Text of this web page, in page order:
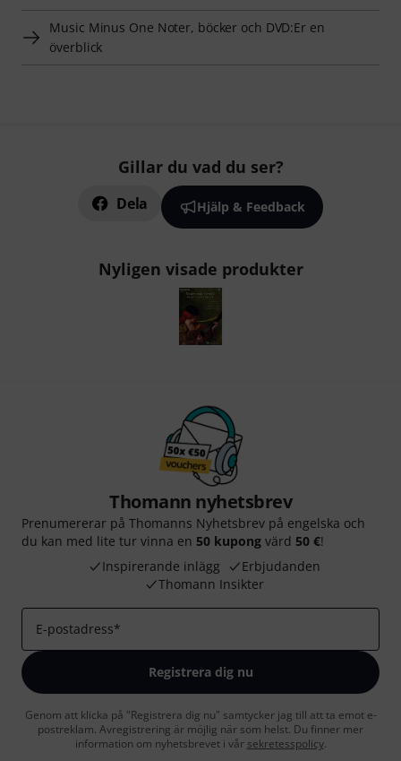
Music Minus One Noter, böcker och DVD:Er en
överblick
Gillar du vad du ser?
Dela Hjälp & Feedback
Nyligen visade produkter
Thomann nyhetsbrev
Prenumererar på Thomanns Nyhetsbrev på engelska och
du kan med lite tur vinna en 50 kupong värd 50 €!
Inspirerande inlägg
Erbjudanden
Thomann Insikter
E-postadress*
Registrera dig nu
Genom att klicka på "Registrera dig nu" samtycker jag till att ta emot e-
postreklam. Avregistrering är möjlig när som helst. Du finner mer
information om nyhetsbrevet i vår sekretesspolicy.